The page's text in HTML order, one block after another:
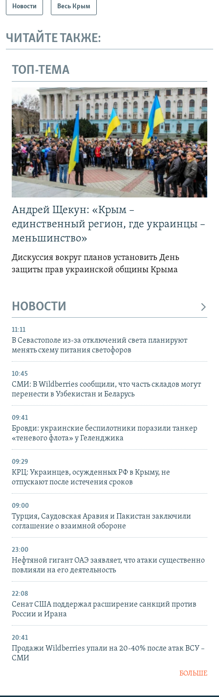
Новости Весь Крым
ЧИТАЙТЕ ТАКЖЕ:
ТОП-ТЕМА
Андрей Щекун: «Крым –
единственный регион, где украинцы –
меньшинство»
Дискуссия вокруг планов установить День
защиты прав украинской общины Крыма
НОВОСТИ
11:11
В Севастополе из-за отключений света планируют
менять схему питания светофоров
10:45
СМИ: В Wildberries сообщили, что часть складов могут
перенести в Узбекистан и Беларусь
09:41
Бровди: украинские беспилотники поразили танкер
«теневого флота» у Геленджика
09:29
КРЦ: Украинцев, осужденных РФ в Крыму, не
отпускают после истечения сроков
09:00
Турция, Саудовская Аравия и Пакистан заключили
соглашение о взаимной обороне
23:00
Нефтяной гигант ОАЭ заявляет, что атаки существенно
повлияли на его деятельность
22:08
Сенат США поддержал расширение санкций против
России и Ирана
20:41
Продажи Wildberries упали на 20-40% после атак ВСУ –
СМИ
БОЛЬШЕ